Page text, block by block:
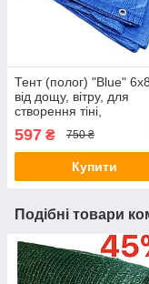
Тент (полог) "Blue"
від дощу, вітру, для
створення тіні,
597 ₴ 750 ₴
Купити
Подібні товари